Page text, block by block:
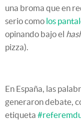
una broma que en
serio como los
opinando bajo el
pizza).
En España, las
generaron debate,
etiqueta